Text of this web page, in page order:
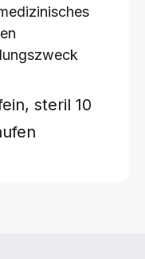
steril 10